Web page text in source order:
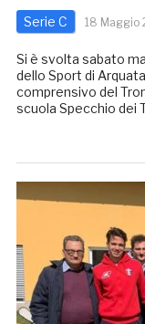
Serie C 18 Maggio
Si è svolta sabato
dello Sport di
comprensivo del
scuola Specchio dei